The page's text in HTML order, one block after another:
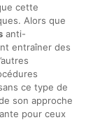
cette
Alors que
anti-
entraîner des
ce type de
son approche
pour ceux